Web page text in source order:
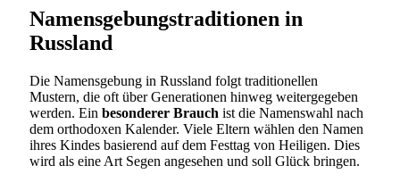
Namensgebungstraditionen in
Russland
Die Namensgebung in Russland folgt traditionellen
Mustern, die oft über Generationen hinweg weitergegeben
werden. Ein besonderer Brauch ist die Namenswahl nach
dem orthodoxen Kalender. Viele Eltern wählen den Namen
ihres Kindes basierend auf dem Festtag von Heiligen. Dies
wird als eine Art Segen angesehen und soll Glück bringen.